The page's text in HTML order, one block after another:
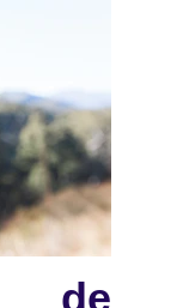
de